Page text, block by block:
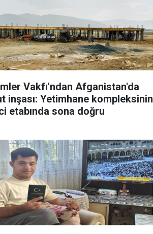
Vakfı'ndan Afganistan'da
inşası: Yetimhane kompleksinin
etabında sona doğru